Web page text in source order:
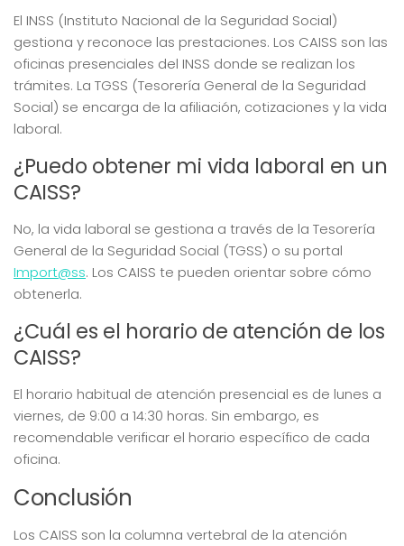
El INSS (Instituto Nacional de la Seguridad Social)
gestiona y reconoce las prestaciones. Los CAISS son las
oficinas presenciales del INSS donde se realizan los
trámites. La TGSS (Tesorería General de la Seguridad
Social) se encarga de la afiliación, cotizaciones y la vida
laboral.
¿Puedo obtener mi vida laboral en un
CAISS?
No, la vida laboral se gestiona a través de la Tesorería
General de la Seguridad Social (TGSS) o su portal
Import@ss. Los CAISS te pueden orientar sobre cómo
obtenerla.
¿Cuál es el horario de atención de los
CAISS?
El horario habitual de atención presencial es de lunes a
viernes, de 9:00 a 14:30 horas. Sin embargo, es
recomendable verificar el horario específico de cada
oficina.
Conclusión
Los CAISS son la columna vertebral de la atención